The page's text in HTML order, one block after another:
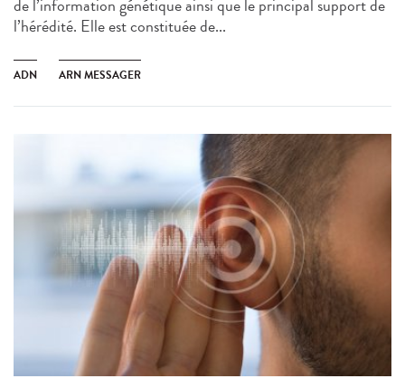
de l’information génétique ainsi que le principal support de
l’hérédité. Elle est constituée de...
ADN ARN MESSAGER